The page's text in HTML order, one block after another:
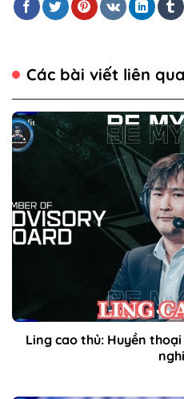
Các bài viết liên
Ling cao thủ: Huyền